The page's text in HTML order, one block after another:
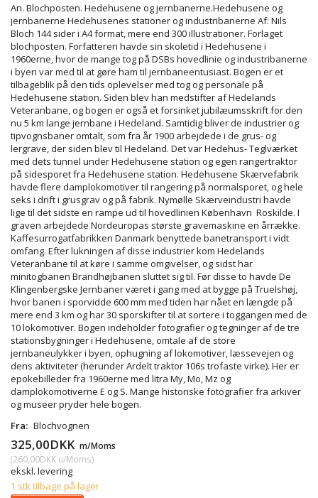
An. Blochposten. Hedehusene og jernbanerne.Hedehusene og
jernbanerne Hedehusenes stationer og industribanerne Af: Nils
Bloch 144 sider i A4 format, mere end 300 illustrationer. Forlaget
blochposten. Forfatteren havde sin skoletid i Hedehusene i
1960erne, hvor de mange tog på DSBs hovedlinie og industribanerne
i byen var med til at gøre ham til jernbaneentusiast. Bogen er et
tilbageblik på den tids oplevelser med tog og personale på
Hedehusene station. Siden blev han medstifter af Hedelands
Veteranbane, og bogen er også et forsinket jubilæumsskrift for den
nu 5 km lange jernbane i Hedeland. Samtidig bliver de industrier og
tipvognsbaner omtalt, som fra år 1900 arbejdede i de grus- og
lergrave, der siden blev til Hedeland. Det var Hedehus- Teglværket
med dets tunnel under Hedehusene station og egen rangertraktor
på sidesporet fra Hedehusene station. Hedehusene Skærvefabrik
havde flere damplokomotiver til rangering på normalsporet, og hele
seks i drift i grusgrav og på fabrik. Nymølle Skærveindustri havde
lige til det sidste en rampe ud til hovedlinien København  Roskilde. I
graven arbejdede Nordeuropas største gravemaskine en årrække.
Kaffesurrogatfabrikken Danmark benyttede banetransport i vidt
omfang. Efter lukningen af disse industrier kom Hedelands
Veteranbane til at køre i samme omgivelser, og sidst har
minitogbanen Brandhøjbanen sluttet sig til. Før disse to havde De
Klingenbergske Jernbaner været i gang med at bygge på Truelshøj,
hvor banen i sporvidde 600 mm med tiden har nået en længde på
mere end 3 km og har 30 sporskifter til at sortere i toggangen med de
10 lokomotiver. Bogen indeholder fotografier og tegninger af de tre
stationsbygninger i Hedehusene, omtale af de store
jernbaneulykker i byen, ophugning af lokomotiver, læssevejen og
dens aktiviteter (herunder Ardelt traktor 106s trofaste virke). Her er
epokebilleder fra 1960erne med litra My, Mo, Mz og
damplokomotiverne E og S. Mange historiske fotografier fra arkiver
og museer pryder hele bogen.
Fra: Blochvognen
325,00DKK m/Moms
(260,00DKK u/Moms)
ekskl. levering
1 stk tilbage på lager